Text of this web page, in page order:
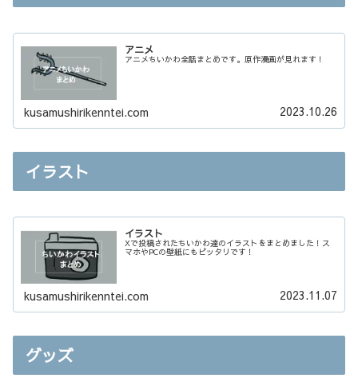
アニメ
アニメちいかわ全話まとめです。原作漫画が見れます！
kusamushirikenntei.com 2023.10.26
イラスト
イラスト
Xで投稿されたちいかわ達のイラストをまとめました！ス
マホやPCの壁紙にもピッタリです！
kusamushirikenntei.com 2023.11.07
グッズ